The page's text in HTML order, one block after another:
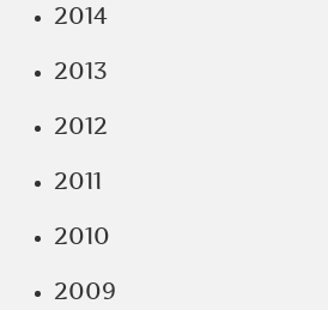
2014
2013
2012
2011
2010
2009